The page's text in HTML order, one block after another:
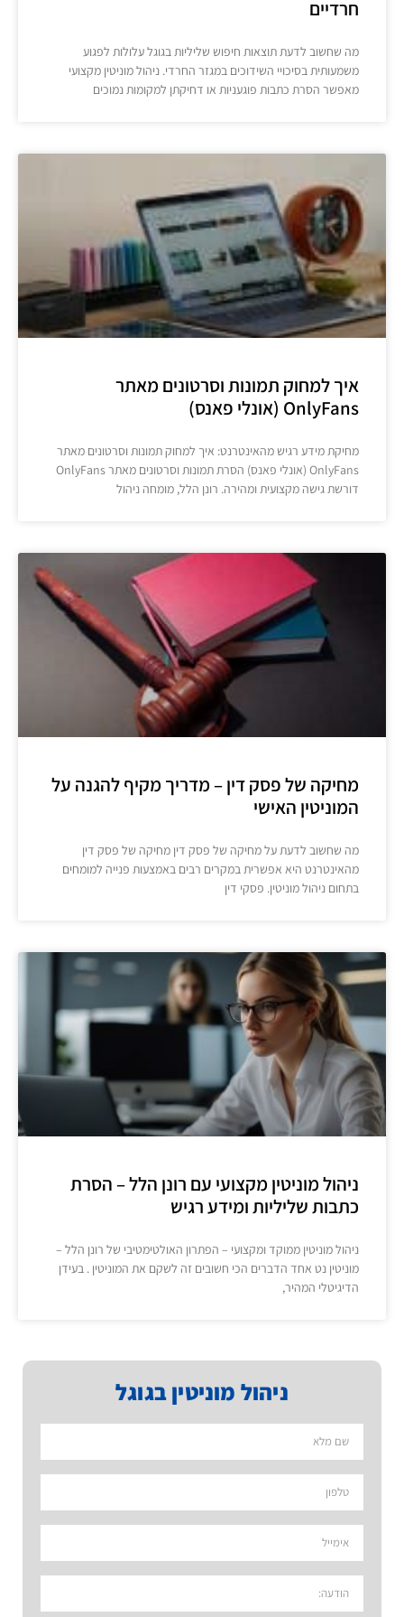
ניהול מוניטין בגוגל
חרדיים
מה שחשוב לדעת תוצאות חיפוש שליליות בגוגל עלולות לפגוע
משמעותית בסיכויי השידוכים במגזר החרדי. ניהול מוניטין מקצועי
מאפשר הסרת כתבות פוגעניות או דחיקתן למקומות נמוכים
איך למחוק תמונות וסרטונים מאתר
OnlyFans (אונלי פאנס)
מחיקת מידע רגיש מהאינטרנט: איך למחוק תמונות וסרטונים מאתר
OnlyFans (אונלי פאנס) הסרת תמונות וסרטונים מאתר OnlyFans
דורשת גישה מקצועית ומהירה. רונן הלל, מומחה ניהול
מחיקה של פסק דין – מדריך מקיף להגנה על
המוניטין האישי
מה שחשוב לדעת על מחיקה של פסק דין מחיקה של פסק דין
מהאינטרנט היא אפשרית במקרים רבים באמצעות פנייה למומחים
בתחום ניהול מוניטין. פסקי דין
ניהול מוניטין מקצועי עם רונן הלל – הסרת
כתבות שליליות ומידע רגיש
ניהול מוניטין ממוקד ומקצועי – הפתרון האולטימטיבי של רונן הלל –
מוניטין נט אחד הדברים הכי חשובים זה לשקם את המוניטין . בעידן
הדיגיטלי המהיר,